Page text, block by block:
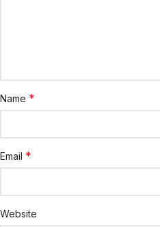
Name *
Email *
Website